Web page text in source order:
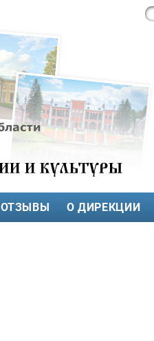
ОТЗЫВЫ О ДИРЕКЦИИ